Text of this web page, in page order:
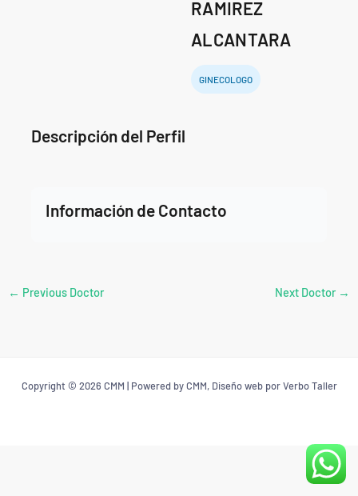
RAMIREZ
ALCANTARA
GINECOLOGO
Información de Contacto
Descripción del Perfil
← Previous Doctor Next Doctor →
Copyright © 2026 CMM | Powered by CMM, Diseño web por Verbo Taller